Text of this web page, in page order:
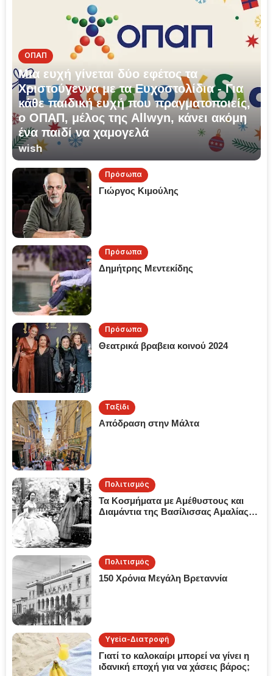
ΟΠΑΠ
Μια ευχή γίνεται δύο εφέτος τα
Χριστούγεννα με τα Ευχοστολίδια - Για
κάθε παιδική ευχή που πραγματοποιείς,
ο ΟΠΑΠ, μέλος της Allwyn, κάνει ακόμη
ένα παιδί να χαμογελά
wish
Πρόσωπα
Γιώργος Κιμούλης
Πρόσωπα
Δημήτρης Μεντεκίδης
Πρόσωπα
Θεατρικά βραβεια κοινού 2024
Ταξίδι
Απόδραση στην Μάλτα
Πολιτισμός
Τα Κοσμήματα με Αμέθυστους και
Διαμάντια της Βασίλισσας Αμαλίας
Πολιτισμός
150 Χρόνια Μεγάλη Βρεταννία
Υγεία-Διατροφή
Γιατί το καλοκαίρι μπορεί να γίνει η
ιδανική εποχή για να χάσεις βάρος;